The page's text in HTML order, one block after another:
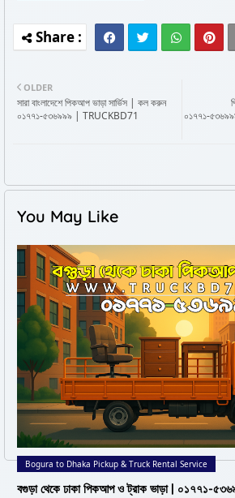
০১৭৭১-
OLDER
সারা বাংলাদেশে পিকআপ ভাড়া সার্ভিস | কল করুন
০১৭৭১-৫৩৬৯৯৯ | TRUCKBD71
You May Like
Bogura to Dhaka Pickup & Truck Rental Service
বগুড়া থেকে ঢাকা পিকআপ ও ট্রাক ভাড়া | ০১৭৭১-